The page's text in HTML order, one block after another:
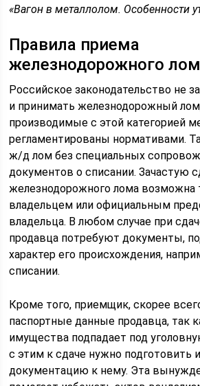
«Вагон в металлолом. Особенности
Правила приема
железнодорожного
Российское законодательство не
и принимать железнодорожный
производимые с этой категорией
регламентированы нормативами.
ж/д лом без специальных
документов о списании. Зачастую
железнодорожного лома возможна
владельцем или официальным
владельца. В любом случае при
продавца потребуют документы,
характер его происхождения,
списании.
Кроме того, приемщик, скорее
паспортные данные продавца, так
имущества подпадает под
с этим к сдаче нужно подготовить
документацию к нему. Эта